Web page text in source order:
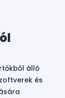
álló
és